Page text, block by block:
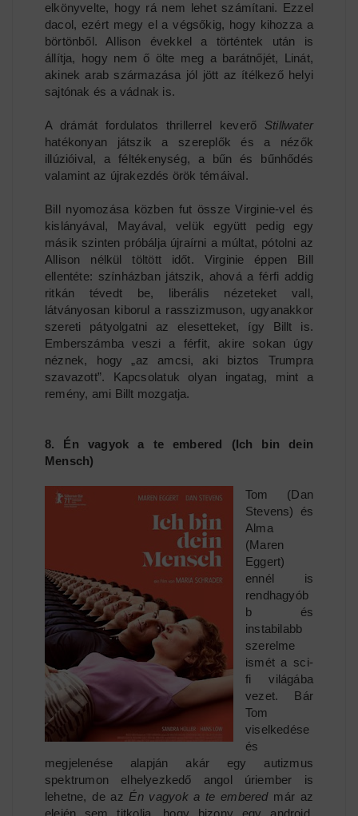
elkönyvelte, hogy rá nem lehet számítani. Ezzel
dacol, ezért megy el a végsőkig, hogy kihozza a
börtönből. Allison évekkel a történtek után is
állítja, hogy nem ő ölte meg a barátnőjét, Linát,
akinek arab származása jól jött az ítélkező helyi
sajtónak és a vádnak is.
A drámát fordulatos thrillerrel keverő Stillwater
hatékonyan játszik a szereplők és a nézők
illúzióival, a féltékenység, a bűn és bűnhődés
valamint az újrakezdés örök témáival.
Bill nyomozása közben fut össze Virginie-vel és
kislányával, Mayával, velük együtt pedig egy
másik szinten próbálja újraírni a múltat, pótolni az
Allison nélkül töltött időt. Virginie éppen Bill
ellentéte: színházban játszik, ahová a férfi addig
ritkán tévedt be, liberális nézeteket vall,
látványosan kiborul a rasszizmuson, ugyanakkor
szereti pátyolgatni az elesetteket, így Billt is.
Emberszámba veszi a férfit, akire sokan úgy
néznek, hogy „az amcsi, aki biztos Trumpra
szavazott”. Kapcsolatuk olyan ingatag, mint a
remény, ami Billt mozgatja.
8. Én vagyok a te embered (Ich bin dein
Mensch)
Tom (Dan
Stevens) és
Alma
(Maren
Eggert)
ennél is
rendhagyób
b és
instabilabb
szerelme
ismét a sci-
fi világába
vezet. Bár
Tom
viselkedése
és
megjelenése alapján akár egy autizmus
spektrumon elhelyezkedő angol úriember is
lehetne, de az Én vagyok a te emberedmár az
elején sem titkolja, hogy bizony egy android.